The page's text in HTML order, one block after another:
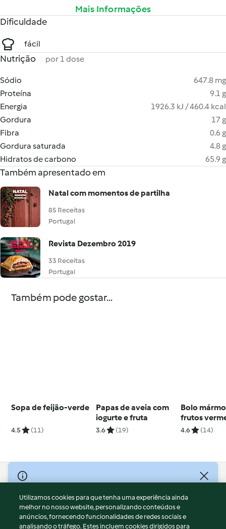
Mais Informações
Dificuldade
fácil
Nutrição por 1 dose
Sódio
647.8 mg
Proteína
9.1 g
Energia
1926.3 kJ / 460.4 kcal
Gordura
17 g
Fibra
0.6 g
Gordura saturada
4.8 g
Hidratos de carbono
65.9 g
Também apresentado em
Natal com momentos de partilha
85 Receitas
Portugal
Revista Dezembro 2019
33 Receitas
Portugal
Também pode gostar...
Sopa de feijão-verde
4.5 (11)
Papas de aveia com
iogurte e fruta
3.6 (19)
Bolo
frutos
4.6 (14)
© Copyright 2026
Termos de Utilização
Aviso sobre Proteção de Dados
Aviso
Utilizamos cookies para que tenha uma experiência ainda
melhor no nosso website, personalizando conteúdos e
anúncios, fornecendo funcionalidades de redes sociais e
analisando o tráfego. Estes incluem cookies dirigidos para